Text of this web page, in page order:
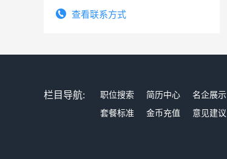
查看联系方式
栏目导航: 职位搜索 简历中心 名企展示
套餐标准
金币充值 意见建议